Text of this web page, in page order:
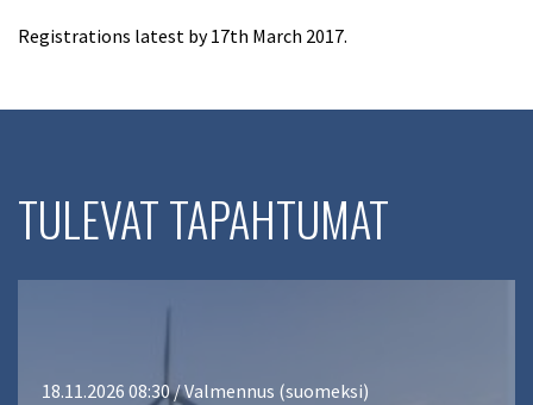
Registrations latest by 17th March 2017.
TULEVAT TAPAHTUMAT
18.11.2026 08:30 / Valmennus (suomeksi)